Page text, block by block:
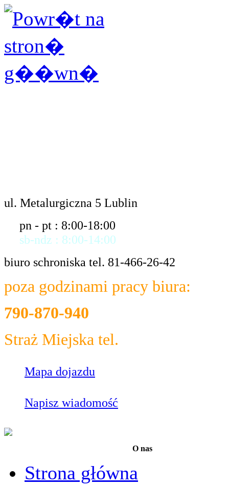
ul. Metalurgiczna 5 Lublin
pn - pt : 8:00-18:00
sb-ndz : 8:00-14:00
biuro schroniska tel. 81-466-26-42
poza godzinami pracy biura:
790-870-940
Straż Miejska tel.
Mapa dojazdu
Napisz wiadomość
O nas
Strona główna